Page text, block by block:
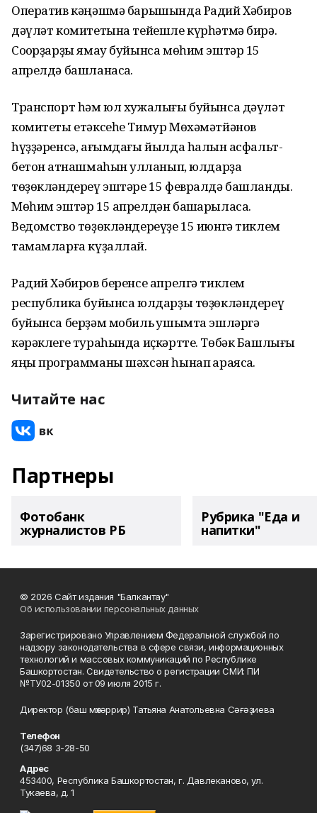
Оператив кәңәшмә барышында Радий Хәбиров
дәүләт комитетына тейешле күрһәтмә бирә.
Соҡорҙарҙы ямау буйынса мөһим эштәр 15
апрелдә башланасаҡ.
Транспорт һәм юл хужалығы буйынса дәүләт
комитеты етәксеһе Тимур Мөхәмәтйәнов
һүҙҙәренсә, ағымдағы йылда һалҡын асфальт-
бетон ҡатнашмаһын ҡулланып, юлдарҙа
төҙөкләндереү эштәре 15 февралдә башланды.
Мөһим эштәр 15 апрелдән башҡарыласаҡ.
Ведомство төҙөкләндереүҙе 15 июнгә тиклем
тамамларға күҙаллай.
Радий Хәбиров беренсе апрелгә тиклем
республика буйынса юлдарҙы төҙөкләндереү
буйынса берҙәм мобиль ҡушымта эшләргә
кәрәклеге тураһында иҫкәртте. Төбәк Башлығы
яңы программаны шәхсән һынап ҡараясаҡ.
Читайте нас
Партнеры
Фотобанк
журналистов РБ
Рубрика "Еда и
напитки"
© 2026 Сайт издания "Балкантау"
Об использовании персональных данных
Зарегистрировано Управлением Федеральной службой по
надзору законодательства в сфере связи, информационных
технологий и массовых коммуникаций по Республике
Башкортостан. Свидетельство о регистрации СМИ: ПИ
№ТУ02-01350 от 09 июля 2015 г.
Директор (баш мөхәррир) Татьяна Анатольевна Сәғәҙиева
Телефон
(347)68 3-28-50
Адрес
453400, Республика Башкортостан, г. Давлеканово, ул.
Тукаева, д. 1